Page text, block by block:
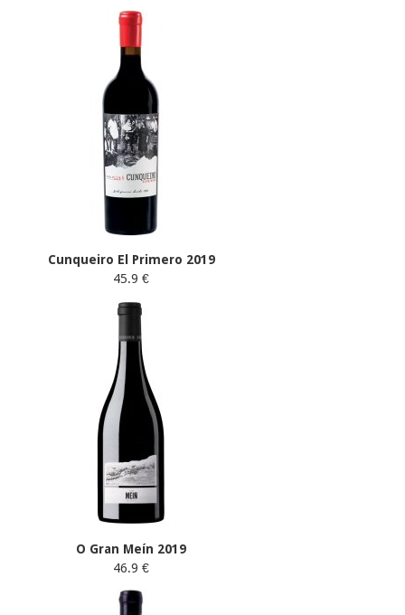
Cunqueiro El Primero 2019
45.9 €
O Gran Meín 2019
46.9 €